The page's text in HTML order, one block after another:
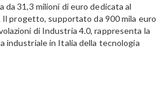
31,3 milioni di euro dedicata al
progetto, supportato da 900 mila euro
di Industria 4.0, rappresenta la
industriale in Italia della tecnologia